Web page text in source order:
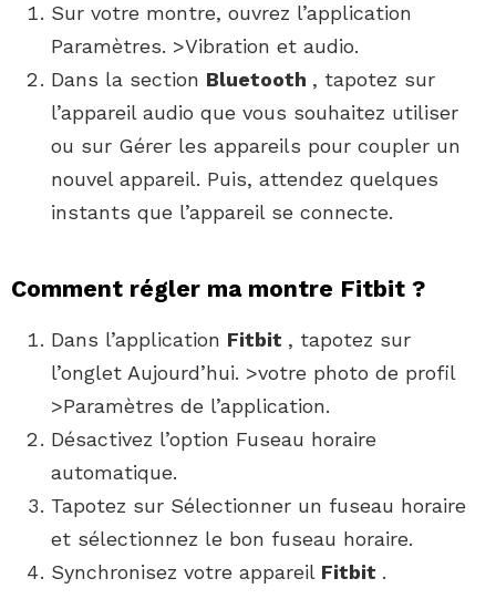
Sur votre montre, ouvrez l’application
Paramètres. >Vibration et audio.
Dans la section Bluetooth , tapotez sur
l’appareil audio que vous souhaitez utiliser
ou sur Gérer les appareils pour coupler un
nouvel appareil. Puis, attendez quelques
instants que l’appareil se connecte.
Comment régler ma montre Fitbit ?
Dans l’application Fitbit , tapotez sur
l’onglet Aujourd’hui. >votre photo de profil
>Paramètres de l’application.
Désactivez l’option Fuseau horaire
automatique.
Tapotez sur Sélectionner un fuseau horaire
et sélectionnez le bon fuseau horaire.
Synchronisez votre appareil Fitbit .